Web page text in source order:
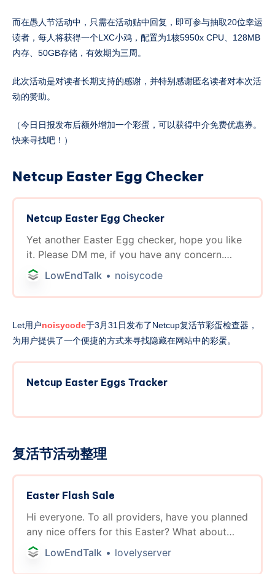
而在愚人节活动中，只需在活动贴中回复，即可参与抽取20位幸运
读者，每人将获得一个LXC小鸡，配置为1核5950x CPU、128MB
内存、50GB存储，有效期为三周。
此次活动是对读者长期支持的感谢，并特别感谢匿名读者对本次活
动的赞助。
（今日日报发布后额外增加一个彩蛋，可以获得中介免费优惠券。
快来寻找吧！）
Netcup Easter Egg Checker
Netcup Easter Egg Checker
Yet another Easter Egg checker, hope you like
it. Please DM me, if you have any concern.
https://2min.top/ Details: (Quote)
LowEndTalk noisycode
Let用户noisycode于3月31日发布了Netcup复活节彩蛋检查器，
为用户提供了一个便捷的方式来寻找隐藏在网站中的彩蛋。
Netcup Easter Eggs Tracker
复活节活动整理
Easter Flash Sale
Hi everyone. To all providers, have you planned
any nice offers for this Easter? What about
some Flash Sales?
LowEndTalk lovelyserver